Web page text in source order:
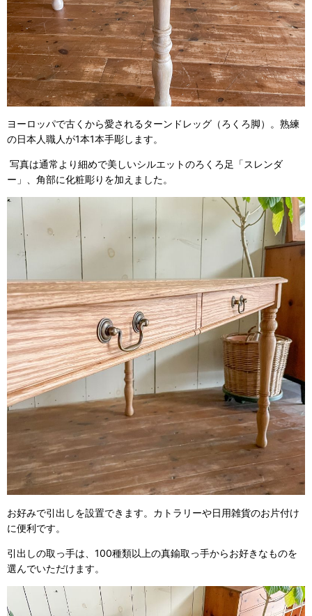
ヨーロッパで古くから愛されるターンドレッグ（ろくろ脚）。熟練
の日本人職人が1本1本手彫します。
写真は通常より細めで美しいシルエットのろくろ足「スレンダ
ー」、角部に化粧彫りを加えました。
お好みで引出しを設置できます。カトラリーや日用雑貨のお片付け
に便利です。
引出しの取っ手は、100種類以上の真鍮取っ手からお好きなものを
選んでいただけます。